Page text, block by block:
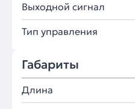
Выходной сигнал
Тип управления
Габариты
Длина